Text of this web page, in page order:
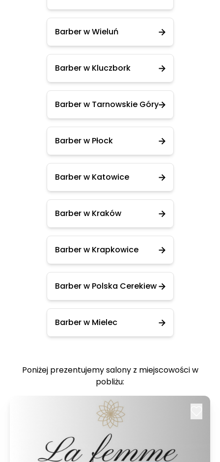
Barber w Wieluń
Barber w Kluczbork
Barber w Tarnowskie Góry
Barber w Płock
Barber w Katowice
Barber w Kraków
Barber w Krapkowice
Barber w Polska Cerekiew
Barber w Mielec
Poniżej prezentujemy salony z miejscowości w
pobliżu: